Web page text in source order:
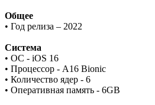
Общее
• Год релиза – 2022
Система
• ОС - iOS 16
• Процессор - A16 Bionic
• Количество ядер - 6
• Оперативная память - 6GB